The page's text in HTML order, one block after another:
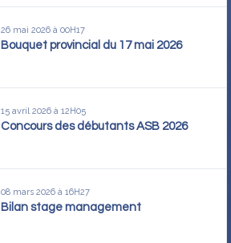
26 mai 2026 à 00H17
Bouquet provincial du 17 mai 2026
15 avril 2026 à 12H05
Concours des débutants ASB 2026
08 mars 2026 à 16H27
Bilan stage management